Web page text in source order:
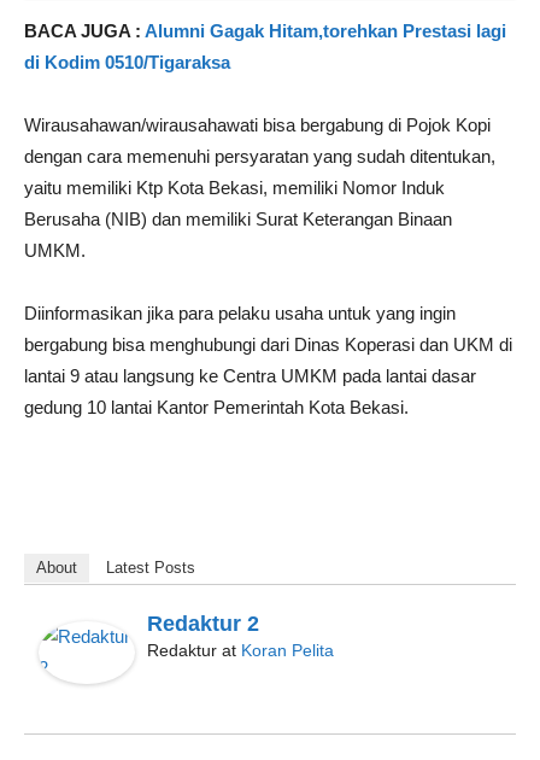
BACA JUGA : Alumni Gagak Hitam,torehkan Prestasi lagi
di Kodim 0510/Tigaraksa
Wirausahawan/wirausahawati bisa bergabung di Pojok Kopi
dengan cara memenuhi persyaratan yang sudah ditentukan,
yaitu memiliki Ktp Kota Bekasi, memiliki Nomor Induk
Berusaha (NIB) dan memiliki Surat Keterangan Binaan
UMKM.
Diinformasikan jika para pelaku usaha untuk yang ingin
bergabung bisa menghubungi dari Dinas Koperasi dan UKM di
lantai 9 atau langsung ke Centra UMKM pada lantai dasar
gedung 10 lantai Kantor Pemerintah Kota Bekasi.
About Latest Posts
Redaktur 2
Redaktur at Koran Pelita